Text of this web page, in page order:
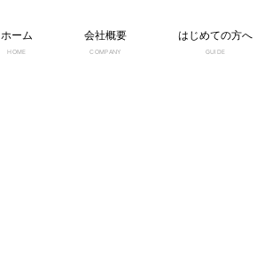
ホーム
HOME
会社概要
COMPANY
はじめての方へ
GUIDE